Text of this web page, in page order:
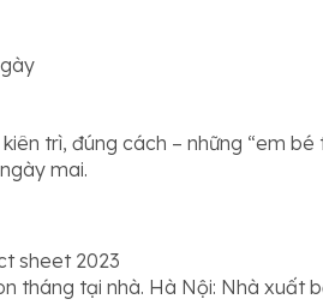
trì, đúng cách – những “em bé
mai.
sheet 2023
tháng tại nhà. Hà Nội: Nhà xuất